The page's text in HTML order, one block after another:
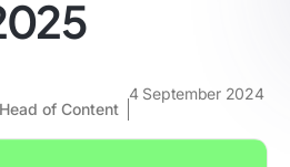
Head of Content
4 September 2024